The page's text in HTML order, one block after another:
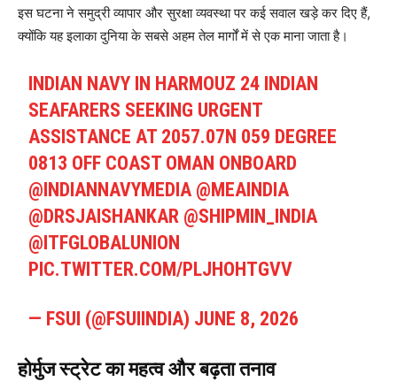
इस घटना ने समुद्री व्यापार और सुरक्षा व्यवस्था पर कई सवाल खड़े कर दिए हैं,
क्योंकि यह इलाका दुनिया के सबसे अहम तेल मार्गों में से एक माना जाता है।
INDIAN NAVY IN HARMOUZ 24 INDIAN
SEAFARERS SEEKING URGENT
ASSISTANCE AT 2057.07N 059 DEGREE
0813 OFF COAST OMAN ONBOARD
@INDIANNAVYMEDIA @MEAINDIA
@DRSJAISHANKAR @SHIPMIN_INDIA
@ITFGLOBALUNION
PIC.TWITTER.COM/PLJHOHTGVV
— FSUI (@FSUIINDIA) JUNE 8, 2026
होर्मुज स्ट्रेट का महत्व और बढ़ता तनाव